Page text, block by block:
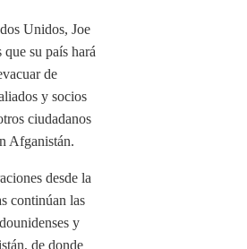
Unidos, Joe
su país hará
de
y socios
ciudadanos
Afganistán.
desde la
continúan las
y
de donde